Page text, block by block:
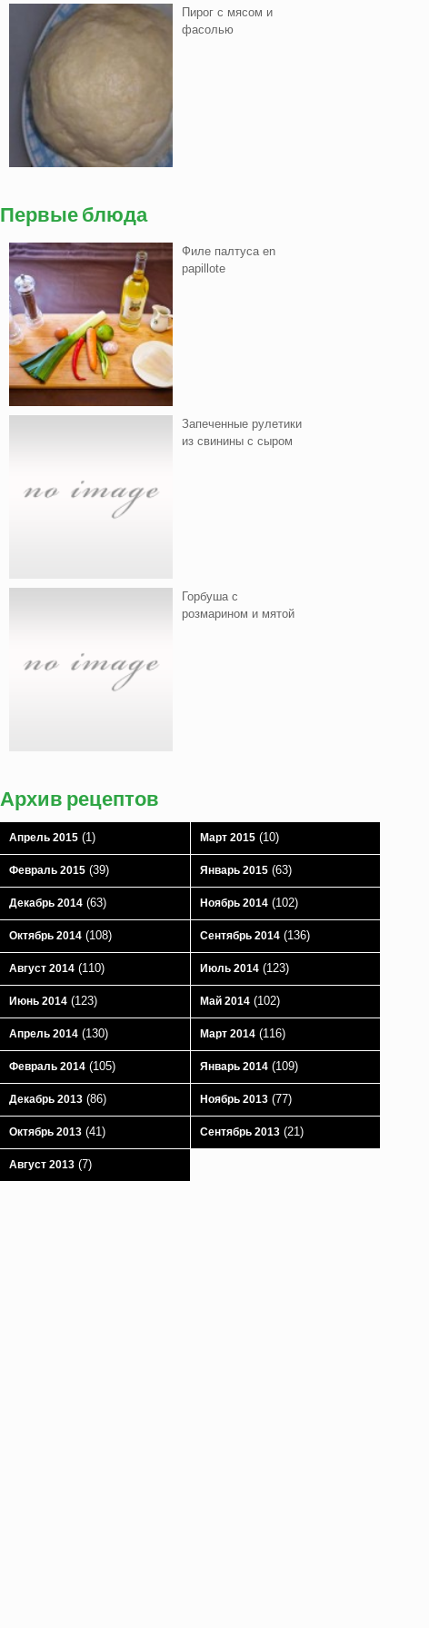
Пирог с мясом и
фасолью
Первые блюда
Филе палтуса en
papillote
Запеченные рулетики
из свинины с сыром
Горбуша с
розмарином и мятой
Архив рецептов
Апрель 2015 (1) Март 2015(10)
Февраль 2015 (39) Январь 2015(63)
Декабрь 2014 (63) Ноябрь 2014(102)
Октябрь 2014 (108) Сентябрь 2014(136)
Август 2014 (110) Июль 2014(123)
Июнь 2014 (123) Май 2014(102)
Апрель 2014 (130) Март 2014(116)
Февраль 2014 (105) Январь 2014(109)
Декабрь 2013 (86) Ноябрь 2013(77)
Октябрь 2013 (41) Сентябрь 2013(21)
Август 2013 (7)